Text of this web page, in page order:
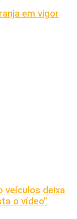
em vigor
veículos deixa
o vídeo”